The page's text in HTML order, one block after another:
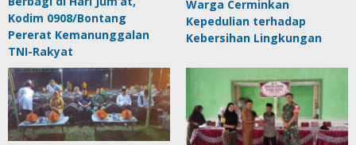
Kodim 0908/Bontang
Pererat Kemanunggalan
TNI-Rakyat
Warga Cerminkan
Kepedulian terhadap
Kebersihan Lingkungan